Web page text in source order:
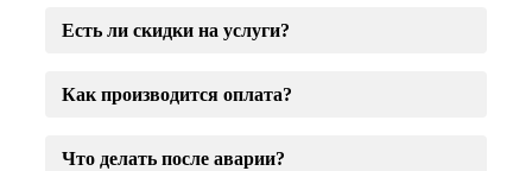
Есть ли скидки на услуги?
Как производится оплата?
Что делать после аварии?